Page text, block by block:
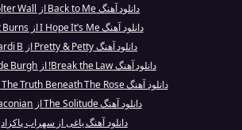
دانلود آهنگ Back to Me از Colter Wall
دانلود آهنگ I Hope It’s Me از Cat Burns
دانلود آهنگ Pretty & Petty از Cardi B
دانلود آهنگ Break the Law! از Chris de Burgh
دانلود آهنگ The Truth Beneath The Rose از Withi...
دانلود آهنگ The Solitude از Draconian
دانلود آهنگ یاغی از سهراب پاکزاد